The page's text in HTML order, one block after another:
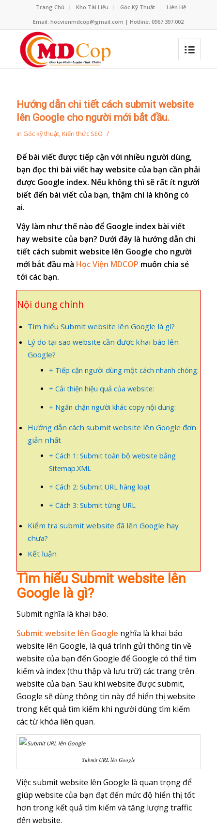
Trang Chủ Kho Tài Liệu Góc Kỹ Thuật
Liên Hệ
Email: hocvienmdcop@gmail.com | Hotline: 0967.397.002
Hướng dẫn chi tiết cách submit website
lên Google cho người mới bắt đầu.
in Góc kỹ thuật,Kiến thức SEO /
Để bài viết được tiếp cận với nhiều người dùng,
bạn đọc thì bài viết hay website của bạn cần phải
được Google index. Nếu không thì sẽ rất ít người
biết đến bài viết của bạn, thậm chí là không có
ai.
Vậy làm như thế nào để Google index bài viết
hay website của bạn? Dưới đây là hướng dẫn chi
tiết cách submit website lên Google cho người
mới bắt đầu mà Học Viện MDCOP muốn chia sẻ
tới các bạn.
Nội dung chính
Tìm hiểu Submit website lên Google là gì?
Lý do tại sao website cần được khai báo lên
Google?
+ Tiếp cận người dùng một cách nhanh chóng:
+ Cải thiện hiệu quả của website:
+ Ngăn chặn người khác copy nội dung:
Hướng dẫn cách submit website lên Google đơn
giản nhất
+ Cách 1: Submit toàn bộ website bằng
Sitemap.XML
+ Cách 2: Submit URL hàng loạt
+ Cách 3: Submit từng URL
Kiểm tra submit website đã lên Google hay
chưa?
Kết luận
Tìm hiểu Submit website lên
Google là gì?
Submit nghĩa là khai báo.
Submit website lên Google nghĩa là khai báo
website lên Google, là quá trình gửi thông tin về
website của bạn đến Google để Google có thể tìm
kiếm và index (thu thập và lưu trữ) các trang trên
website của bạn. Sau khi website được submit,
Google sẽ dùng thông tin này để hiển thị website
trong kết quả tìm kiếm khi người dùng tìm kiếm
các từ khóa liên quan.
Submit URL lên Google
Việc submit website lên Google là quan trọng để
giúp website của bạn đạt đến mức độ hiển thị tốt
hơn trong kết quả tìm kiếm và tăng lượng traffic
đến website.